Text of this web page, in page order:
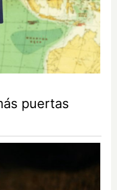
puertas